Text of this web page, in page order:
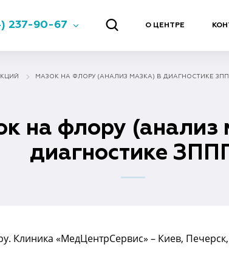
237-90-67 О ЦЕНТРЕ
МАЗОК НА ФЛОРУ (АНАЛИЗ МАЗКА) В ДИАГНОСТИКЕ
на флору (анализ
диагностике